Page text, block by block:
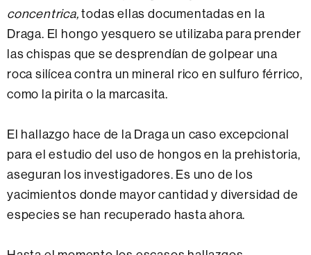
concentrica,todas ellas documentadas en la
Draga. El hongo yesquero se utilizaba para prender
las chispas que se desprendían de golpear una
roca silícea contra un mineral rico en sulfuro férrico,
como la pirita o la marcasita.
El hallazgo hace de la Draga un caso excepcional
para el estudio del uso de hongos en la prehistoria,
aseguran los investigadores. Es uno de los
yacimientos donde mayor cantidad y diversidad de
especies se han recuperado hasta ahora.